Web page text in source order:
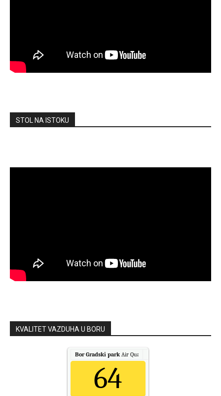
STOL NA ISTOKU
KVALITET VAZDUHA U BORU
Bor Gradski park Air Quality.
64